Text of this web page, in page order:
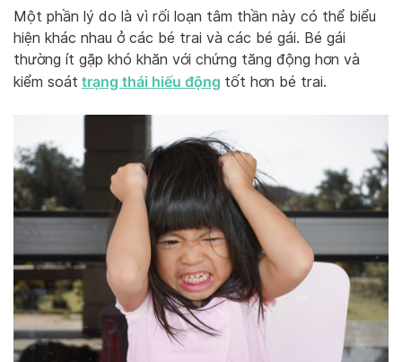
Một phần lý do là vì rối loạn tâm thần này có thể biểu
hiện khác nhau ở các bé trai và các bé gái. Bé gái
thường ít gặp khó khăn với chứng tăng động hơn và
kiểm soát trạng thái hiếu động tốt hơn bé trai.